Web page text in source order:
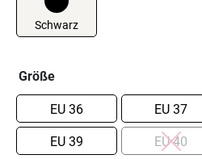
Größe
36
37
39
40